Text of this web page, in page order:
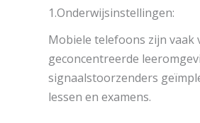
1.Onderwijsinstellingen:
Mobiele telefoons zijn vaak
geconcentreerde
signaalstoorzenders
lessen en examens.